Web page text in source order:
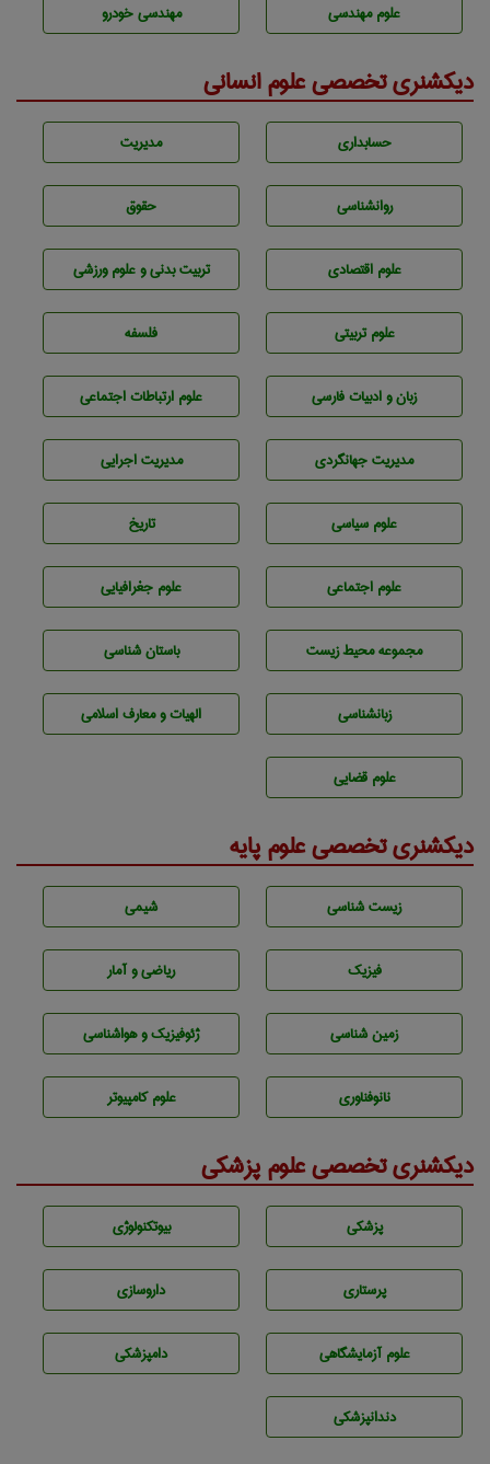
علوم مهندسی مهندسی خودرو
دیکشنری تخصصی علوم انسانی
حسابداری مديريت
روانشناسی حقوق
علوم اقتصادی تربيت بدنی و علوم ورزشی
علوم تربيتی فلسفه
زبان و ادبيات فارسی علوم ارتباطات اجتماعی
مديريت جهانگردی مديريت اجرايی
علوم سياسی تاريخ
علوم اجتماعی علوم جغرافيايی
مجموعه محيط زيست باستان شناسی
زبانشناسی الهیات و معارف اسلامی
علوم قضایی
دیکشنری تخصصی علوم پایه
زيست شناسی شيمی
فیزیک ریاضی و آمار
زمين شناسی ژئوفيزيك و هواشناسی
نانوفناوری علوم کامپیوتر
دیکشنری تخصصی علوم پزشکی
پزشكی بيوتكنولوژی
پرستاری داروسازی
علوم آزمايشگاهی دامپزشكی
دندانپزشكی